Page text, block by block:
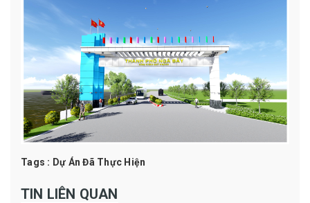
Tags : Dự Án Đã Thực Hiện
TIN LIÊN QUAN